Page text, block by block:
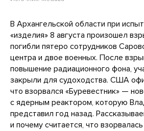
В Архангельской области при
«изделия» 8 августа произошел
погибли пятеро сотрудников
центра и двое военных. После
повышение радиационного фона,
закрыли для судоходства. США
что взорвался «Буревестник» —
с ядерным реактором, которую
представил год назад.
и почему считается, что